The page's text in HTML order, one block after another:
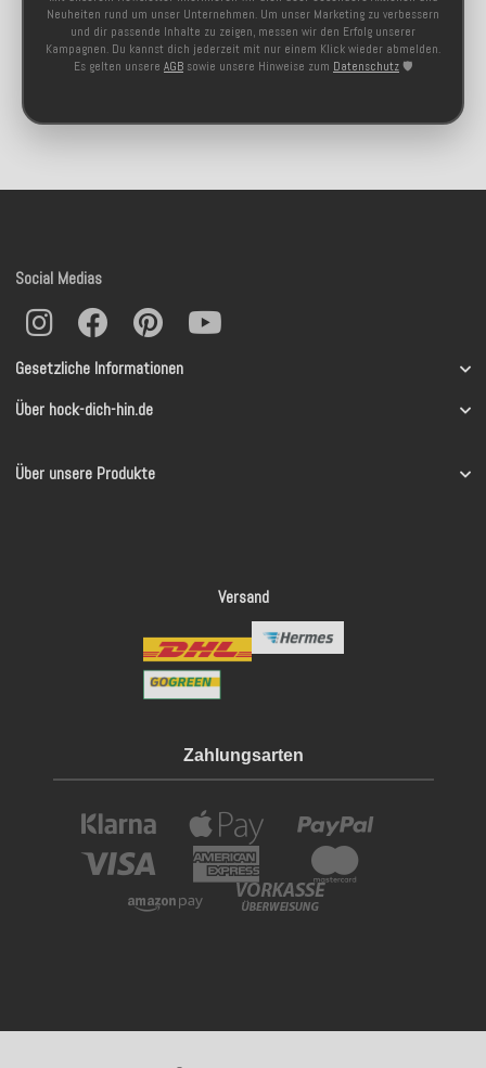
Neuheiten rund um unser Unternehmen. Um unser Marketing zu verbessern
und dir passende Inhalte zu zeigen, messen wir den Erfolg unserer
Kampagnen. Du kannst dich jederzeit mit nur einem Klick wieder abmelden.
Es gelten unsere AGB sowie unsere Hinweise zum Datenschutz 🛡️
Gesetzliche Informationen
Über hock-dich-hin.de
Über unsere Produkte
Social Medias
Versand
Zahlungsarten